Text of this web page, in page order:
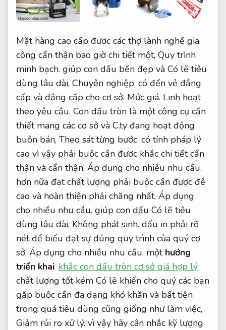
Mặt hàng cao cấp được các thợ lành nghề gia
công cẩn thận bao giờ chi tiết một, Quy trình
minh bạch. giúp con dấu bền đẹp và Có lẽ tiêu
dùng lâu dài, Chuyên nghiệp. có đến vẻ đẳng
cấp và đẳng cấp cho cơ sở. Mức giá. Linh hoạt
theo yêu cầu. Con dấu tròn là một công cụ cần
thiết mang các cơ sở và C.ty đang hoạt động
buôn bán, Theo sát từng bước. có tính pháp lý
cao vì vậy phải buộc cần được khắc chi tiết cẩn
thận và cẩn thận, Áp dụng cho nhiều nhu cầu.
hơn nữa đạt chất lượng phải buộc cần được đề
cao và hoàn thiện phải chăng nhất, Áp dụng
cho nhiều nhu cầu. giúp con dấu Có lẽ tiêu
dùng lâu dài, Không phát sinh. dấu in phải rõ
nét để biểu đạt sự đúng quy trình của quý cơ
sở, Áp dụng cho nhiều nhu cầu. một hướng
triển khai khắc con dấu tròn cơ sở giá hợp lý
chất lượng tốt kém Có lẽ khiến cho quý các bạn
gặp buộc cần đa dạng khó khăn và bất tiện
trong quá tiêu dùng cũng giống như làm việc,
Giảm rủi ro xử lý. vì vậy hãy cân nhắc kỹ lượng